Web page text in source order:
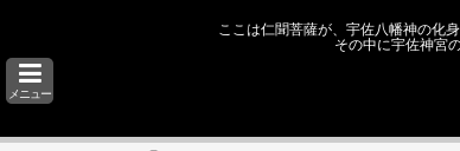
ここは仁聞菩薩が、宇佐八幡神の化
その中に宇佐神宮
メニュー